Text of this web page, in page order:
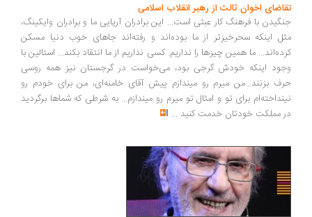
اخوان ثالث از رهبر انقلاب اسلامی
با فرهنگ کار عبثی است... این برادران آریایی ما و برادران وایکینگ،
اینکه سحرخیزتر از ما بوده‌اند و رفته‌اند جاهای خوب دنیا مسکن
ما همین چیزها را نداریم. کسی نداریم از ما انتقاد بکند... استالین با
اینکه خودش گرجی بود، می‌خواست در گرجستان نیز همه روسی
بزنند...من میرم رو میندازم پیش آقای خامنه‌ای، من برای خودم رو
برای تو و امثال تو میرم رو میندازم... به شرطی که شماها برگردید
مملکت خودتان خدمت کنید...